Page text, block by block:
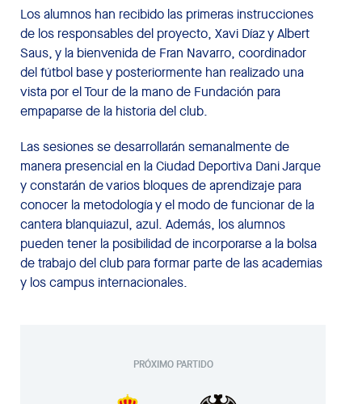
Los alumnos han recibido las primeras instrucciones
de los responsables del proyecto, Xavi Díaz y Albert
Saus, y la bienvenida de Fran Navarro, coordinador
del fútbol base y posteriormente han realizado una
vista por el Tour de la mano de Fundación para
empaparse de la historia del club.
Las sesiones se desarrollarán semanalmente de
manera presencial en la Ciudad Deportiva Dani Jarque
y constarán de varios bloques de aprendizaje para
conocer la metodología y el modo de funcionar de la
cantera blanquiazul, azul. Además, los alumnos
pueden tener la posibilidad de incorporarse a la bolsa
de trabajo del club para formar parte de las academias
y los campus internacionales.
PRÓXIMO PARTIDO